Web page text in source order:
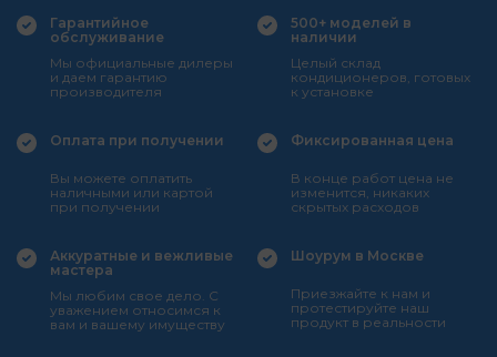
Гарантийное
обслуживание
Мы официальные дилеры
и даем гарантию
производителя
500+ моделей в
наличии
Целый склад
кондиционеров, готовых
к установке
Оплата при получении
Вы можете оплатить
наличными или картой
при получении
Фиксированная цена
В конце работ цена не
изменится, никаких
скрытых расходов
Аккуратные и вежливые
мастера
Мы любим свое дело. С
уважением относимся к
вам и вашему имуществу
Шоурум в Москве
Приезжайте к нам и
протестируйте наш
продукт в реальности